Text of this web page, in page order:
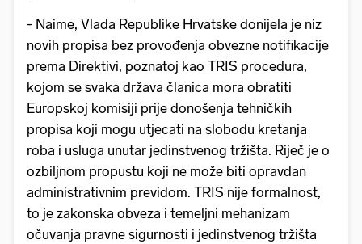
- Naime, Vlada Republike Hrvatske donijela je niz
novih propisa bez provođenja obvezne notifikacije
prema Direktivi, poznatoj kao TRIS procedura,
kojom se svaka država članica mora obratiti
Europskoj komisiji prije donošenja tehničkih
propisa koji mogu utjecati na slobodu kretanja
roba i usluga unutar jedinstvenog tržišta. Riječ je o
ozbiljnom propustu koji ne može biti opravdan
administrativnim previdom. TRIS nije formalnost,
to je zakonska obveza i temeljni mehanizam
očuvanja pravne sigurnosti i jedinstvenog tržišta